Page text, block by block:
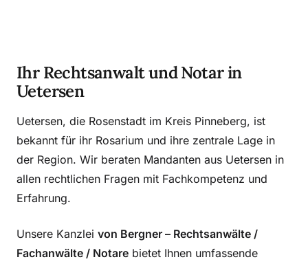
Ihr Rechtsanwalt und Notar in
Uetersen
Uetersen, die Rosenstadt im Kreis Pinneberg, ist
bekannt für ihr Rosarium und ihre zentrale Lage in
der Region. Wir beraten Mandanten aus Uetersen in
allen rechtlichen Fragen mit Fachkompetenz und
Erfahrung.
Unsere Kanzlei von Bergner – Rechtsanwälte /
Fachanwälte / Notare bietet Ihnen umfassende